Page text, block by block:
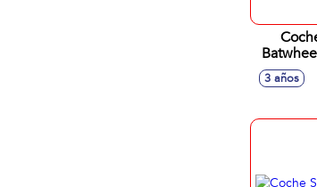
3 años